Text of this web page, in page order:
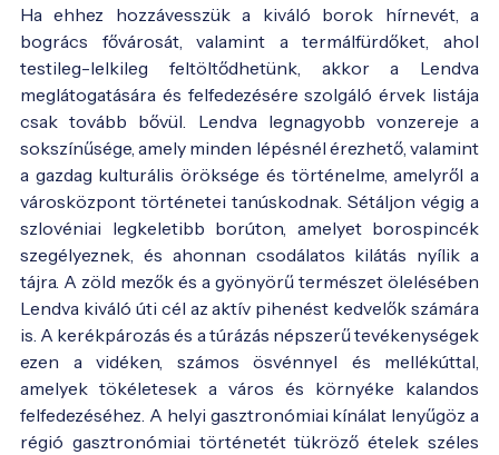
Ha ehhez hozzávesszük a kiváló borok hírnevét, a
bogrács fővárosát, valamint a termálfürdőket, ahol
testileg-lelkileg feltöltődhetünk, akkor a Lendva
meglátogatására és felfedezésére szolgáló érvek listája
csak tovább bővül. Lendva legnagyobb vonzereje a
sokszínűsége, amely minden lépésnél érezhető, valamint
a gazdag kulturális öröksége és történelme, amelyről a
városközpont történetei tanúskodnak. Sétáljon végig a
szlovéniai legkeletibb borúton, amelyet borospincék
szegélyeznek, és ahonnan csodálatos kilátás nyílik a
tájra. A zöld mezők és a gyönyörű természet ölelésében
Lendva kiváló úti cél az aktív pihenést kedvelők számára
is. A kerékpározás és a túrázás népszerű tevékenységek
ezen a vidéken, számos ösvénnyel és mellékúttal,
amelyek tökéletesek a város és környéke kalandos
felfedezéséhez. A helyi gasztronómiai kínálat lenyűgöz a
régió gasztronómiai történetét tükröző ételek széles